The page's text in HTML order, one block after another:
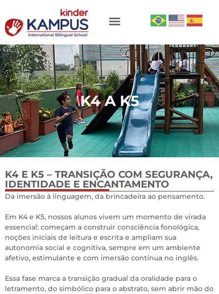
K4 A K5
K4 E K5 – TRANSIÇÃO COM SEGURANÇA,
IDENTIDADE E ENCANTAMENTO
0
Da imersão à linguagem, da brincadeira ao pensamento.
Em K4 e K5, nossos alunos vivem um momento de virada
essencial: começam a construir consciência fonológica,
noções iniciais de leitura e escrita e ampliam sua
autonomia social e cognitiva, sempre em um ambiente
afetivo, estimulante e com imersão contínua no inglês.
Essa fase marca a transição gradual da oralidade para o
letramento, do simbólico para o abstrato, sem abrir mão do